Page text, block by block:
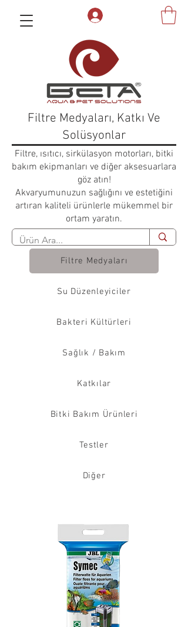
Filtre Medyaları, Katkı Ve
Solüsyonlar
Filtre, ısıtıcı, sirkülasyon motorları, bitki
bakım ekipmanları ve diğer aksesuarlara
göz atın!
Akvaryumunuzun sağlığını ve estetiğini
artıran kaliteli ürünlerle mükemmel bir
ortam yaratın.
Filtre Medyaları
Su Düzenleyiciler
Bakteri Kültürleri
Sağlık / Bakım
Katkılar
Bitki Bakım Ürünleri
Testler
Diğer